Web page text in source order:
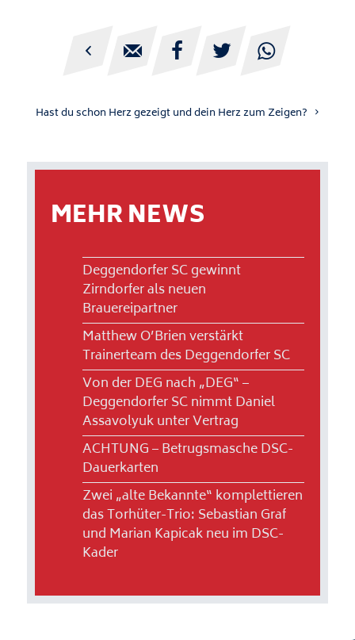
    
Hast du schon Herz gezeigt und dein Herz zum Zeigen?
MEHR NEWS
Deggendorfer SC gewinnt
Zirndorfer als neuen
Brauereipartner
Matthew O’Brien verstärkt
Trainerteam des Deggendorfer SC
Von der DEG nach „DEG“ –
Deggendorfer SC nimmt Daniel
Assavolyuk unter Vertrag
ACHTUNG – Betrugsmasche DSC-
Dauerkarten
Zwei „alte Bekannte“ komplettieren
das Torhüter-Trio: Sebastian Graf
und Marian Kapicak neu im DSC-
Kader